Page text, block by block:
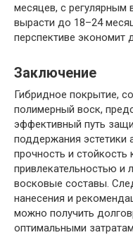
месяцев, с регулярным
вырасти до 18–24
перспективе экономит
Заключение
Гибридное покрытие,
полимерный воск,
эффективный путь
поддержания эстетики
прочность и стойкость
привлекательностью и
восковые составы.
нанесения и
можно получить
оптимальными